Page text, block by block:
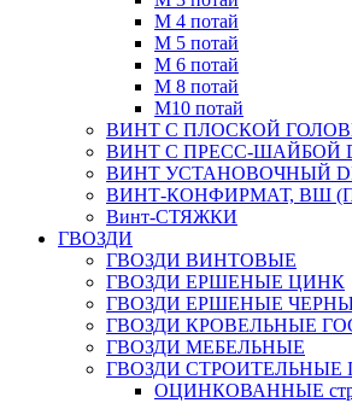
М 4 потай
М 5 потай
М 6 потай
М 8 потай
М10 потай
ВИНТ С ПЛОСКОЙ
ВИНТ С ПРЕСС-ШАЙБОЙ
ВИНТ УСТАНОВОЧНЫЙ
ВИНТ-КОНФИРМАТ, ВШ
Винт-СТЯЖКИ
ГВОЗДИ
ГВОЗДИ ВИНТОВЫЕ
ГВОЗДИ ЕРШЕНЫЕ ЦИНК
ГВОЗДИ ЕРШЕНЫЕ
ГВОЗДИ КРОВЕЛЬНЫЕ
ГВОЗДИ МЕБЕЛЬНЫЕ
ГВОЗДИ СТРОИТЕЛЬНЫЕ
ОЦИНКОВАННЫЕ